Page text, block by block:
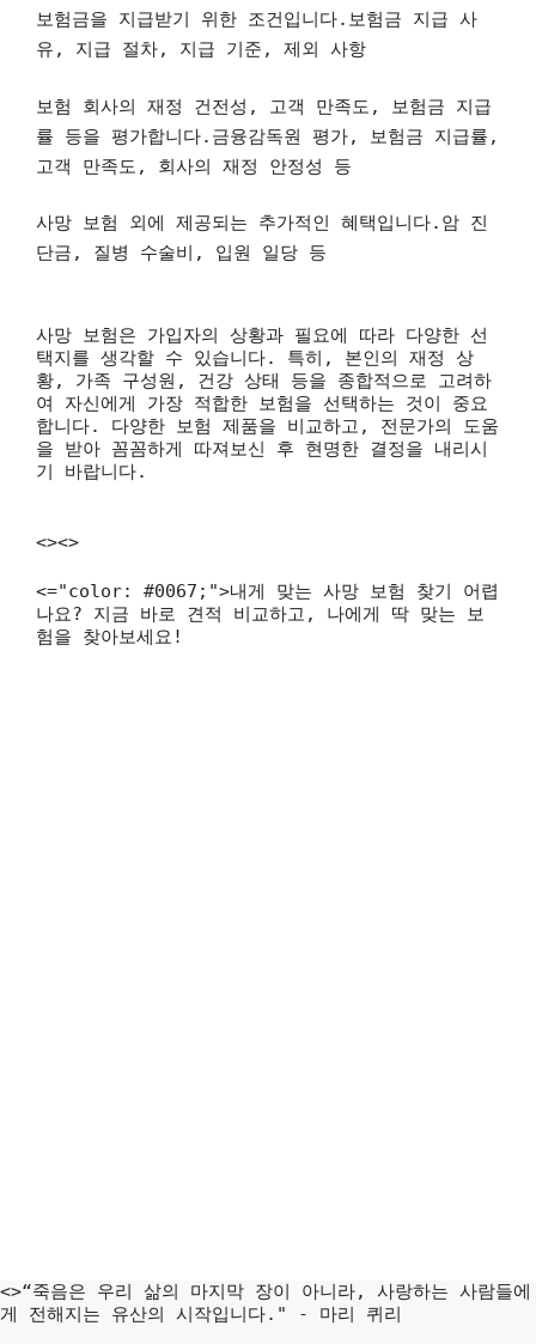
보험금을 지급받기 위한 조건입니다.보험금 지급 사
유, 지급 절차, 지급 기준, 제외 사항
보험 회사의 재정 건전성, 고객 만족도, 보험금 지급
률 등을 평가합니다.금융감독원 평가, 보험금 지급률,
고객 만족도, 회사의 재정 안정성 등
사망 보험 외에 제공되는 추가적인 혜택입니다.암 진
단금, 질병 수술비, 입원 일당 등
사망 보험은 가입자의 상황과 필요에 따라 다양한 선
택지를 생각할 수 있습니다. 특히, 본인의 재정 상
황, 가족 구성원, 건강 상태 등을 종합적으로 고려하
여 자신에게 가장 적합한 보험을 선택하는 것이 중요
합니다. 다양한 보험 제품을 비교하고, 전문가의 도움
을 받아 꼼꼼하게 따져보신 후 현명한 결정을 내리시
기 바랍니다.
<><>
<="color: #0067;">내게 맞는 사망 보험 찾기 어렵
나요? 지금 바로 견적 비교하고, 나에게 딱 맞는 보
험을 찾아보세요!
<>“죽음은 우리 삶의 마지막 장이 아니라, 사랑하는 사람들에
게 전해지는 유산의 시작입니다." - 마리 퀴리